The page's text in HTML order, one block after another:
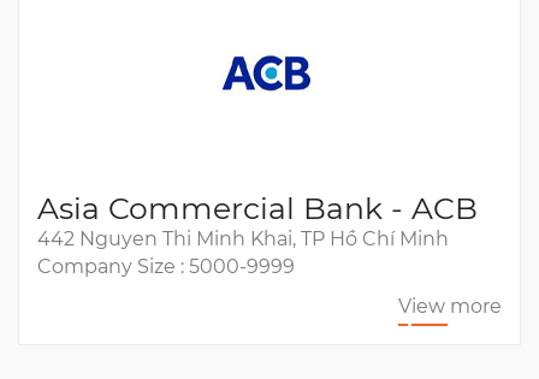
Asia Commercial Bank - ACB
442 Nguyen Thi Minh Khai, TP Hồ Chí Minh
Company Size : 5000-9999
View more